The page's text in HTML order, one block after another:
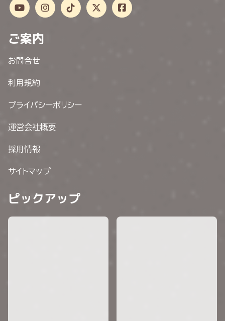
ご案内
お問合せ
利用規約
プライバシーポリシー
運営会社概要
採用情報
サイトマップ
ピックアップ